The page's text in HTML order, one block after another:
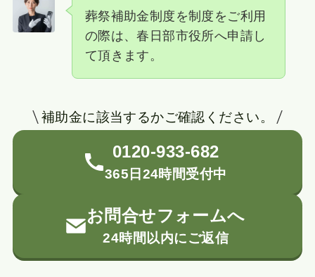
葬祭補助金制度を制度をご利用
の際は、春日部市役所へ申請し
て頂きます。
補助金に該当するかご確認ください。
0120-933-682
365日24時間受付中
お問合せフォームへ
24時間以内にご返信